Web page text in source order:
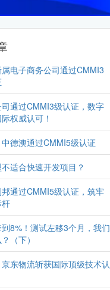
电子商务公司通过CMMI3
通过CMMI3级认证，数字
权威认可！
德澳通过CMMI5级认证
适合快速开发项目？
通过CMMI5级认证，筑牢
8%！测试左移3个月，我们
（下）
东物流斩获国际顶级技术认